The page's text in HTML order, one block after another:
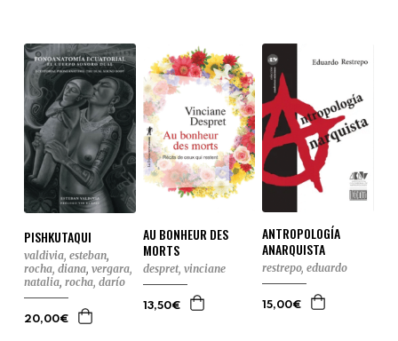
PISHKUTAQUI
valdivia, esteban,
rocha, diana, vergara,
natalia, rocha, darío
20,00€
AU BONHEUR DES
MORTS
despret, vinciane
13,50€
ANTROPOLOGÍA
ANARQUISTA
restrepo, eduardo
15,00€